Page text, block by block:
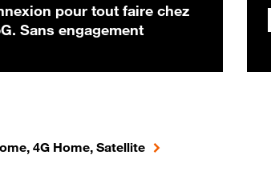
pour tout faire chez
Sans engagement
4G Home, Satellite